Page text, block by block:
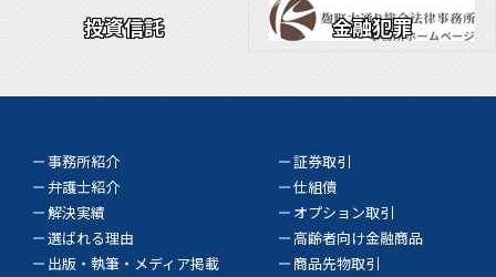
投資信託 金融犯罪
事務所紹介
弁護士紹介
解決実績
選ばれる理由
出版・執筆・メディア掲載
証券取引
仕組債
オプション取引
高齢者向け金融商品
商品先物取引